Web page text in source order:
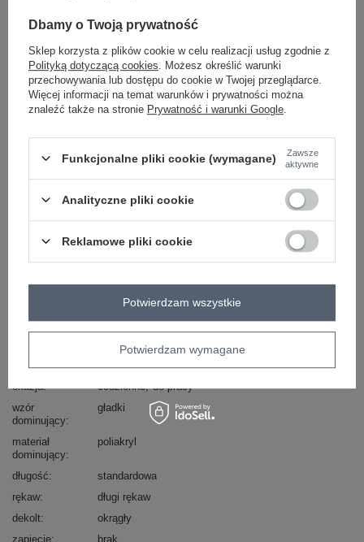
jasny żółty
Zobacz wszystkie kolory (+4)
ZALOGUJ SIĘ I ZOBACZ CENĘ
Masz pytanie? Chętnie pomożemy.
Zadzwoń+48 601 547 740 Zadaj pytanie
Kod produktu
MI-SW-1215.51
ITALY MODA
casual
okazja
codzienne do pracy
wzór
dominujący
gładki
materiał
dominujący
poliakryl
długość
standardowa
rękaw
długi rękaw
dekolt
okrągły
zapięcie
brak
Dbamy o Twoją prywatność
Sklep korzysta z plików cookie w celu realizacji usług zgodnie z
Polityką dotyczącą cookies . Możesz określić warunki
przechowywania lub dostępu do cookie w Twojej przeglądarce.
Więcej informacji na temat warunków i prywatności można
znaleźć także na stronie Prywatność i warunki Google
Funkcjonalne pliki cookie (wymagane)
Zawsze
aktywne
Analityczne pliki cookie
Reklamowe pliki cookie
Potwierdzam wymagane
Potwierdzam wszystkie